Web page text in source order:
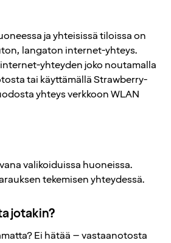
ja yhteisissä tiloissa on
langaton internet-yhteys.
yhteyden joko noutamalla
tai käyttämällä Strawberry-
yhteys verkkoon WLAN
valikoiduissa huoneissa.
tekemisen yhteydessä.
jotakin?
Ei hätää – vastaanotosta